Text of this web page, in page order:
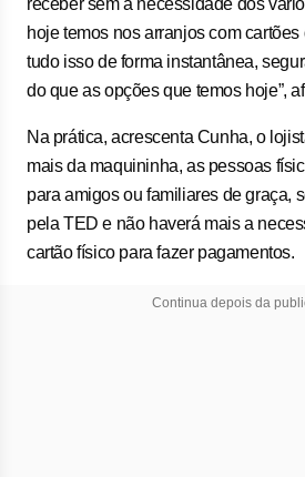
receber sem a necessidade dos
hoje temos nos arranjos com
tudo isso de forma instantânea,
do que as opções que temos hoje”,
Na prática, acrescenta Cunha, o
mais da maquininha, as pessoas
para amigos ou familiares de graça,
pela TED e não haverá mais a
cartão físico para fazer pagamentos.
Continua depois da